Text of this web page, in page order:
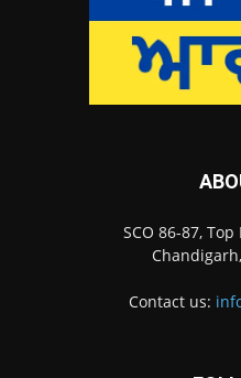
SCO 86-87,
Contact us: